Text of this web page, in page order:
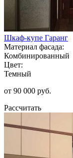
Шкаф-купе Гаранг
Материал фасада:
Комбинированный
Цвет:
Темный
от 90 000 руб.
Рассчитать